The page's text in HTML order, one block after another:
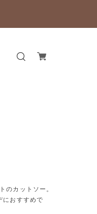
のカットソー。
におすすめで